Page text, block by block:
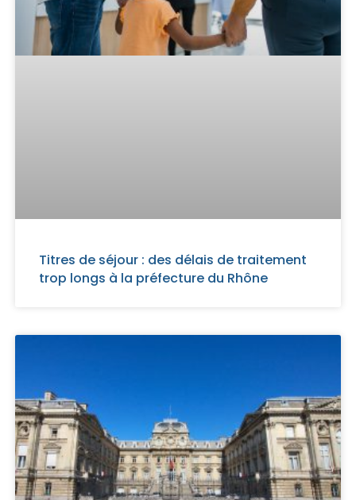
Titres de séjour : des délais de traitement
trop longs à la préfecture du Rhône